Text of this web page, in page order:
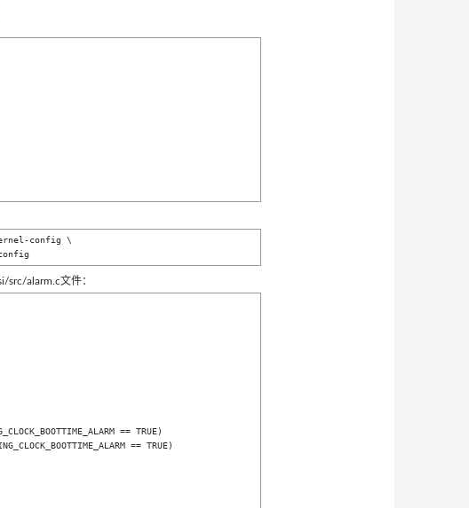
config \
src/alarm.c文件：
== TRUE)
== TRUE)